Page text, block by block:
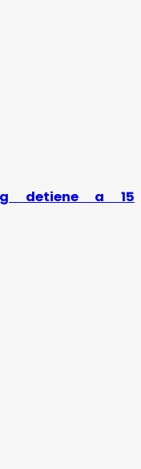
detiene a 15